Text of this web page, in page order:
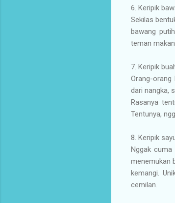
6. Keripik
Sekilas
bawang
teman
7. Keripik
Orang-orang
dari nangka,
Rasanya
Tentunya,
8. Keripik
Nggak cuma
menemukan
kemangi.
cemilan.